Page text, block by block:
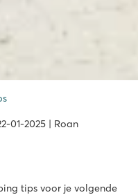
01-2025 | Roan
tips voor je volgende